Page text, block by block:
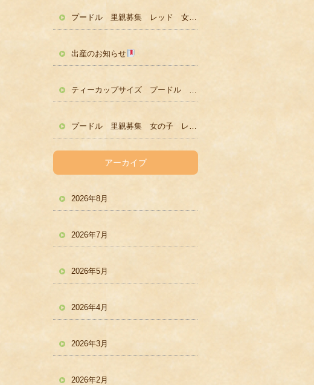
プードル 里親募集 レッド 女の子 かわいい
出産のお知らせ
ティーカップサイズ プードル レッド男の子 ２歳
プードル 里親募集 女の子 レッド
アーカイブ
2026年8月
2026年7月
2026年5月
2026年4月
2026年3月
2026年2月